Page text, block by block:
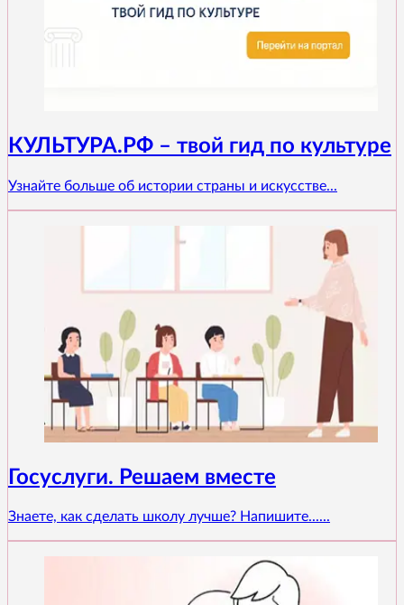
КУЛЬТУРА.РФ – твой гид по культуре
Узнайте больше об истории страны и искусстве...
Госуслуги. Решаем вместе
Знаете, как сделать школу лучше? Напишите......